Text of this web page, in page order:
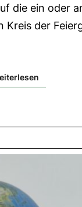
1
Thess
4,13-
13
die ein oder
der
weiterlesen